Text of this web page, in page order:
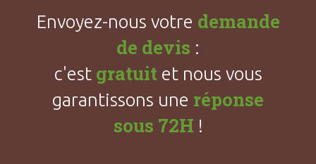
Envoyez-nous votre demande
de devis :
c'est gratuit et nous vous
garantissons une réponse
sous 72H !